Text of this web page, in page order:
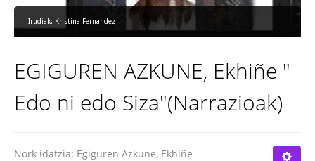
Irudiak: Kristina Fernandez
EGIGUREN AZKUNE, Ekhiñe "
Edo ni edo Siza"(Narrazioak)
Nork idatzia: Egiguren Azkune, Ekhiñe